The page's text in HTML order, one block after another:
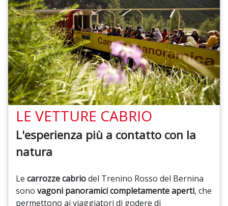
LE VETTURE CABRIO
L'esperienza più a contatto con la
natura
Le carrozze cabriodel Trenino Rosso del Bernina
sono vagoni panoramici completamente aperti, che
permettono ai viaggiatori di godere di